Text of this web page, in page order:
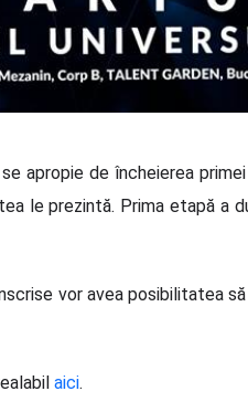
apropie de încheierea
le prezintă. Prima etapă a
vor avea posibilitatea
aici.